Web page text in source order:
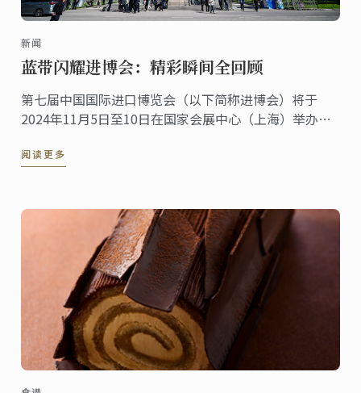
新闻
蓝带闪耀进博会：精彩瞬间全回顾
第七届中国国际进口博览会（以下简称进博会）将于
2024年11月5日至10日在国家会展中心（上海）举办。
自本土、传承百年烹饪传统与创新精神的蓝带国际学院
阅读更多